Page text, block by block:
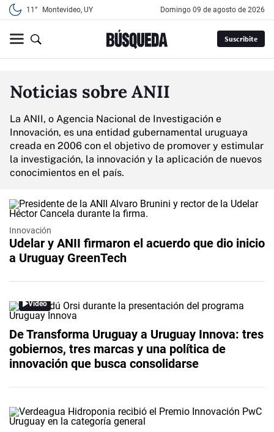
11° Montevideo, UY domingo 09 de agosto de 2026
Suscribite
Noticias sobre ANII
La ANII, o Agencia Nacional de Investigación e
Innovación, es una entidad gubernamental uruguaya
creada en 2006 con el objetivo de promover y estimular
la investigación, la innovación y la aplicación de nuevos
conocimientos en el país.
Innovación
Udelar y ANII firmaron el acuerdo que dio inicio
a Uruguay GreenTech
Video
De Transforma Uruguay a Uruguay Innova: tres
gobiernos, tres marcas y una política de
innovación que busca consolidarse